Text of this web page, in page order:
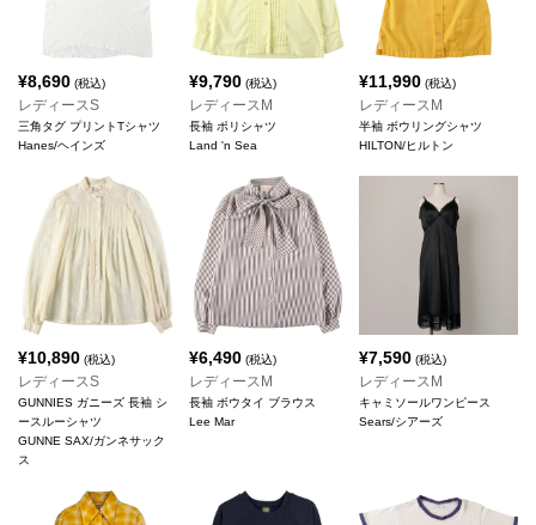
¥8,690 (税込)
レディースS
三角タグ プリントTシャツ
Hanes/ヘインズ
¥9,790(税込)
レディースM
長袖 ポリシャツ
Land 'n Sea
¥11,990 (税込)
レディースM
半袖 ボウリングシャツ
HILTON/ヒルトン
¥10,890 (税込)
レディースS
GUNNIES ガニーズ 長袖 シ
ースルーシャツ
GUNNE SAX/ガンネサック
ス
¥6,490(税込)
レディースM
長袖 ボウタイ ブラウス
Lee Mar
¥7,590 (税込)
レディースM
キャミソールワンピース
Sears/シアーズ